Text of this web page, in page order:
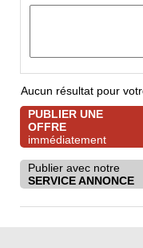
Aucun résultat pour
PUBLIER UNE
OFFRE
immédiatement
Publier avec notre
SERVICE ANNONCE